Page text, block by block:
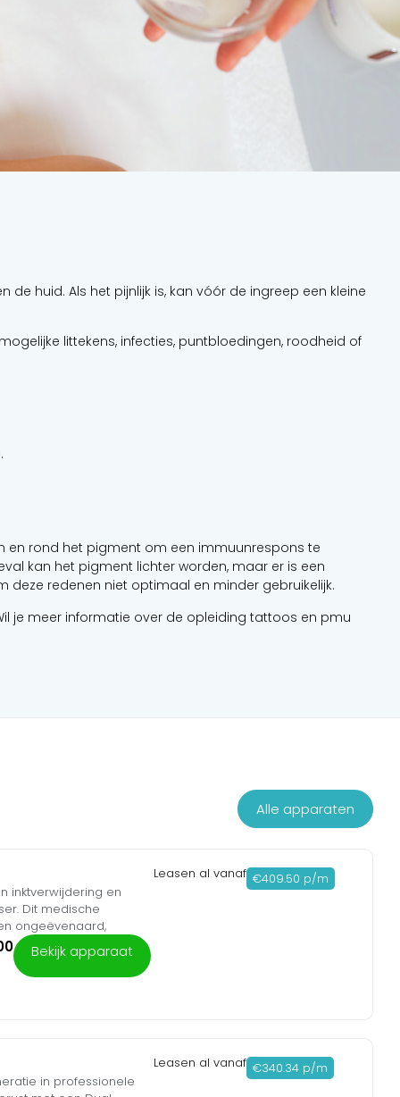
huid. Als het pijnlijk is, kan vóór de ingreep een kleine
littekens, infecties, puntbloedingen, roodheid of
en rond het pigment om een immuunrespons te
kan het pigment lichter worden, maar er is een
redenen niet optimaal en minder gebruikelijk.
je meer informatie over de opleiding tattoos en pmu
Alle apparaten
inktverwijdering en
Dit medische
ongeëvenaard,
de ultrakorte
Hat Beam Profile
‘hot spots’ of
t.w.v. honderden
exclusieve
Leasen al vanaf €409.50 p/m
Bekijk apparaat
in professionele
Leasen al vanaf €340.34 p/m